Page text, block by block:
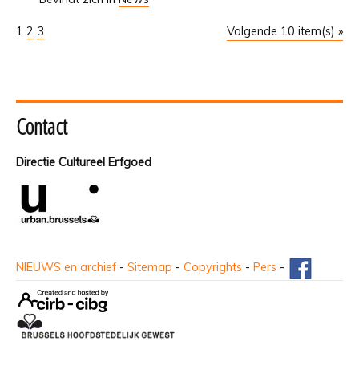
Volgende 10 item(s) »
1 2 3
Contact
Directie Cultureel Erfgoed
NIEUWS en archief - Sitemap - Copyrights - Pers -